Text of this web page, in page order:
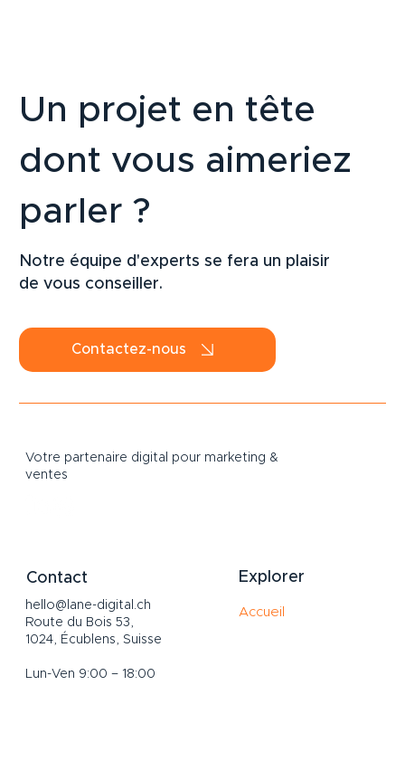
Un projet en tête
dont vous aimeriez
parler ?
Notre équipe d'experts se fera un plaisir
de vous conseiller.
Contactez-nous
Votre partenaire digital pour marketing &
ventes
Contact
hello@lane-digital.ch
Route du Bois 53,
1024, Écublens, Suisse
Lun-Ven 9:00 – 18:00
Explorer
Accueil